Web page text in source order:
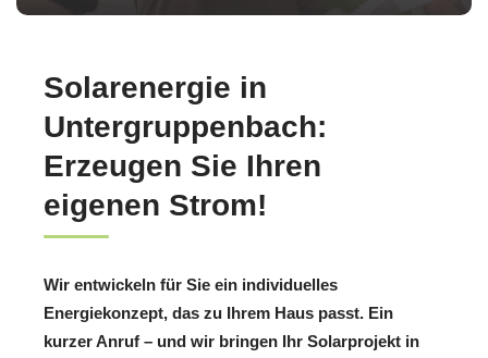
Solarenergie in
Untergruppenbach:
Erzeugen Sie Ihren
eigenen Strom!
Wir entwickeln für Sie ein individuelles
Energiekonzept, das zu Ihrem Haus passt. Ein
kurzer Anruf – und wir bringen Ihr Solarprojekt in